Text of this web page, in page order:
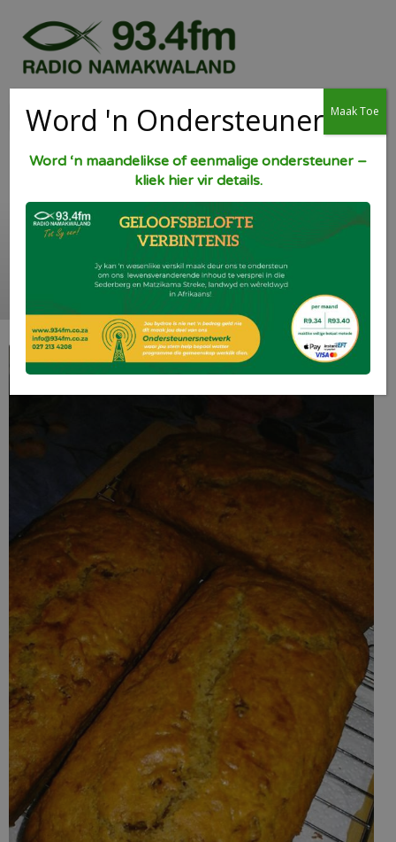
Dadel-Piesang Neute
Broodjie
Word 'n Ondersteuner
Word ‘n maandelikse of eenmalige ondersteuner –
kliek hier vir details.
Maak Toe